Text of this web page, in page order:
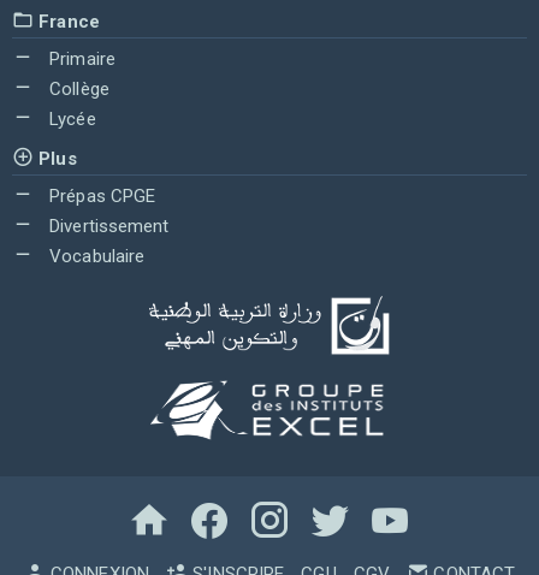
France
Primaire
Collège
Lycée
Plus
Prépas CPGE
Divertissement
Vocabulaire